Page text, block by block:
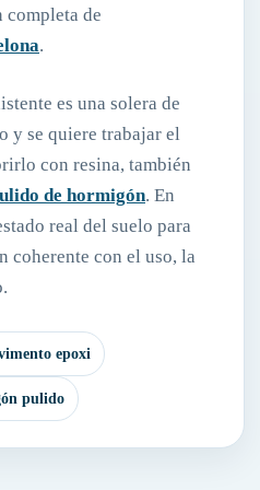
completa de
.
es una solera de
y se quiere trabajar el
con resina, también
de hormigón. En
real del suelo para
coherente con el uso, la
epoxi
pulido